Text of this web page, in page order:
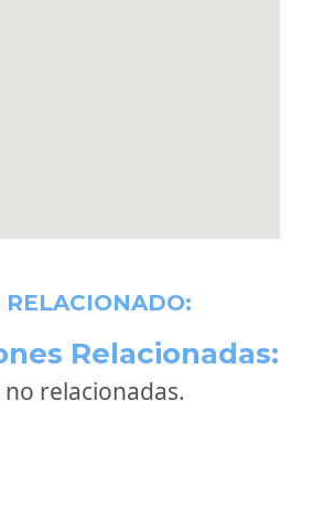
Relacionadas:
relacionadas.